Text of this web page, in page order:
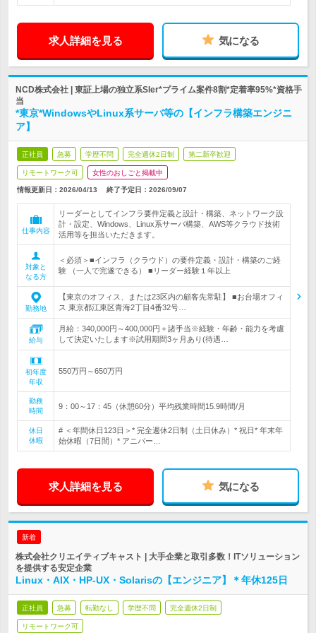
求人詳細を見る 気になる
NCD株式会社 | 東証上場の独立系SIer*プライム案件8割*定着率95%*資格手
当
*東京*WindowsやLinux系サーバ等の【インフラ構築エンジニ
ア】
正社員 急募 学歴不問 完全週休2日制 第二新卒歓迎
リモートワーク可 女性のおしごと掲載中
情報更新日：2026/04/13 終了予定日： 2026/09/07
仕事内容
リーダーとしてインフラ要件定義と設計・構築、ネットワーク設
計・設定、Windows、Linux系サーバ構築、AWS等クラウド技術
活用等を担当いただきます。
対象と
なる方
＜必須＞■インフラ（クラウド）の要件定義・設計・構築のご経
験 （一人で完遂できる） ■リーダー経験１年以上
勤務地
【東京のオフィス、または23区内の顧客先常駐】 ■お台場オフィ
ス 東京都江東区青海2丁目4番32号…
給与
月給：340,000円～400,000円＋諸手当※経験・年齢・能力を考慮
して決定いたします※試用期間3ヶ月あり(待遇…
初年度
年収
550万円～650万円
勤務
時間
9：00～17：45（休憩60分）平均残業時間15.9時間/月
休日
休暇
# ＜年間休日123日＞* 完全週休2日制（土日休み）* 祝日* 年末年
始休暇（7日間）* アニバー…
求人詳細を見る 気になる
新着
株式会社クリエイティブキャスト | 大手企業と取引多数！ITソリューション
を提供する安定企業
Linux・AIX・HP-UX・Solarisの【エンジニア】＊年休125日
正社員 急募 転勤なし 学歴不問 完全週休2日制
リモートワーク可